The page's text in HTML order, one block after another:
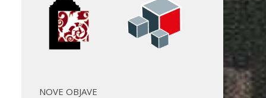
NOVE OBJAVE